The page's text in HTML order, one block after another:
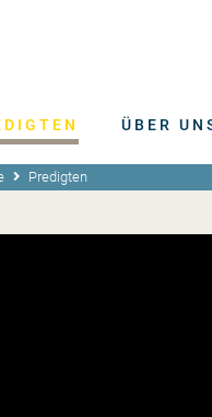
ÜBER
Predigten